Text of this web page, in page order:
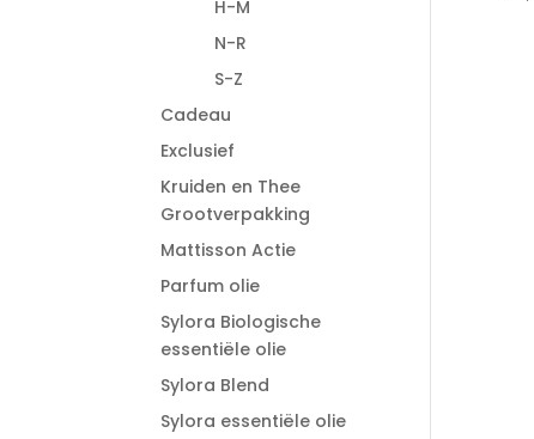
H-M
N-R
S-Z
Cadeau
Exclusief
Kruiden en Thee
Grootverpakking
Mattisson Actie
Parfum olie
Sylora Biologische
essentiële olie
Sylora Blend
Sylora essentiële olie